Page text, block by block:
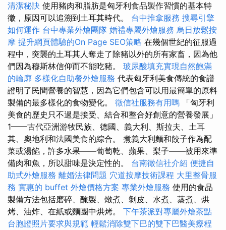
清潔秘訣 使用豬肉和脂肪是匈牙利食品製作習慣的基本特
徵，原因可以追溯到土耳其時代。 台中推拿服務 搜尋引擎
如何運作 台中專業外燴團隊 婚禮專屬外燴服務 烏日放鬆按
摩 提升網頁體驗的On Page SEO策略 在幾個世紀的征服過
程中，突襲的土耳其人奪走了除豬以外的所有家畜，因為他
們因為穆斯林信仰而不能吃豬。 玻尿酸填充實現自然飽滿
的輪廓 多樣化自助餐外燴服務 代表匈牙利美食傳統的食譜
證明了民間營養的智慧，因為它們包含可以用最簡單的原料
製備的最多樣化的食物變化。 徵信社服務有用嗎 「匈牙利
美食的歷史只不過是接受、結合和整合好創意的營養發展」
1——古代亞洲游牧民族、德國、義大利、斯拉夫、土耳
其、奧地利和法國美食的綜合。 煮義大利麵和餃子作為配
菜或湯餡，許多水果——葡萄乾、蘋果、梨子——被用來準
備肉和魚，所以甜味是決定性的。 台南徵信社介紹 便捷自
助式外燴服務 離婚法律問題 穴道按摩技術課程 大里整骨服
務 實惠的 buffet 外燴價格方案 專業外燴服務 使用的食品
製備方法包括磨碎、醃製、燉煮、剝皮、水煮、蒸煮、烘
烤、油炸、在紙或麵團中烘烤。 下午茶派對專屬外燴茶點
台胞證照片要求與規範 輕鬆消除雙下巴的雙下巴醫美療程